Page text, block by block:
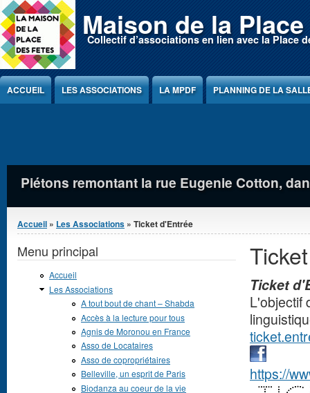
Jump to Content Maison de la
Collectif d’associations en lien avec la Place
ACCUEIL LES ASSOCIATIONS LA MPDF PLANNING DE LA
Récolte de miel: 4 ruches et un apiculteur
Tourneret 2010)
Vous êtes ici
Accueil » Les Associations » Ticket d'Entrée
Ticket
L'objectif
https://
Menu principal
Accueil
Les Associations
A tout bout de chant – Shabda
Accès à la lecture pour tous
Agnis de Moronou en France
Asso de Locataires
Asso de copropriétaires
Belleville, un esprit de Paris
Biodanza au coeur de la vie